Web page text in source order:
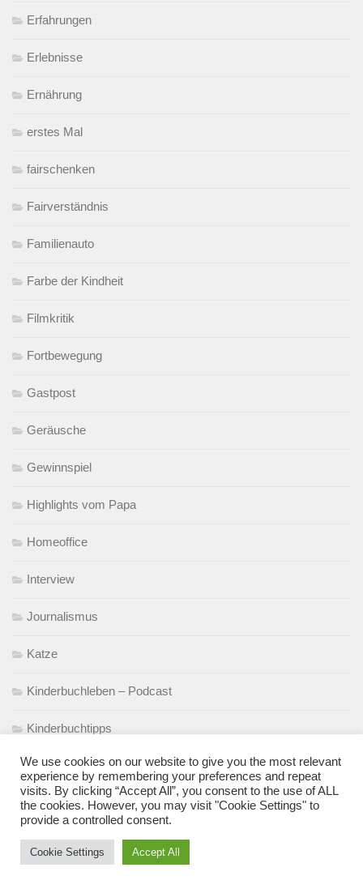
Erfahrungen
Erlebnisse
Ernährung
erstes Mal
fairschenken
Fairverständnis
Familienauto
Farbe der Kindheit
Filmkritik
Fortbewegung
Gastpost
Geräusche
Gewinnspiel
Highlights vom Papa
Homeoffice
Interview
Journalismus
Katze
Kinderbuchleben – Podcast
Kinderbuchtipps
Kinderfundstück
Kindergarten
Kita
We use cookies on our website to give you the most relevant
experience by remembering your preferences and repeat
visits. By clicking “Accept All”, you consent to the use of ALL
the cookies. However, you may visit "Cookie Settings" to
provide a controlled consent.
Cookie Settings Accept All